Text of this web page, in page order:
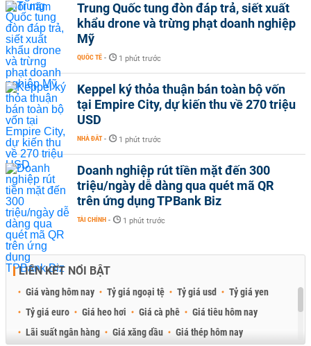
Trung Quốc tung đòn đáp trả, siết xuất
khẩu drone và trừng phạt doanh nghiệp
Mỹ
QUỐC TẾ - 1 phút trước
Keppel ký thỏa thuận bán toàn bộ vốn
tại Empire City, dự kiến thu về 270 triệu
USD
NHÀ ĐẤT - 1 phút trước
Doanh nghiệp rút tiền mặt đến 300
triệu/ngày dễ dàng qua quét mã QR
trên ứng dụng TPBank Biz
TÀI CHÍNH - 1 phút trước
LIÊN KẾT NỔI BẬT
Giá vàng hôm nay Tỷ giá ngoại tệ Tỷ giá usd
Tỷ giá yen
Tỷ giá euro
Giá heo hơi Giá cà phê
Giá tiêu hôm nay
Lãi suất ngân hàng
Giá xăng dầu Giá thép hôm nay